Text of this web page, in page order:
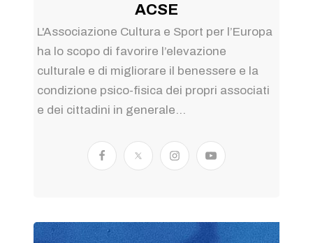
ACSE
L'Associazione Cultura e Sport per l’Europa
ha lo scopo di favorire l’elevazione
culturale e di migliorare il benessere e la
condizione psico-fisica dei propri associati
e dei cittadini in generale...